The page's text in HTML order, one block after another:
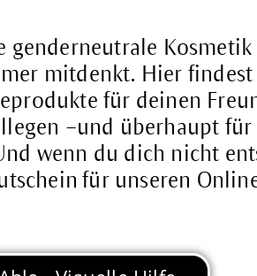
genderneutrale Kosmetik
mitdenkt. Hier
für deinen
–und überhaupt
wenn du dich nicht
für unseren